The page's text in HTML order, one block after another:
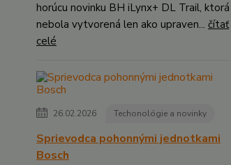
horúcu novinku BH iLynx+ DL Trail, ktorá
nebola vytvorená len ako upraven... čítať
celé
26.02.2026 Techonológie a novinky
Sprievodca pohonnými jednotkami
Bosch